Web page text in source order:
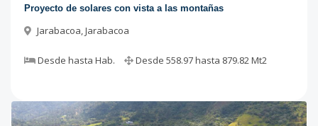
Proyecto de solares con vista a las montañas
Jarabacoa,Jarabacoa
Desde hasta Hab. Desde 558.97hasta 879.82Mt2